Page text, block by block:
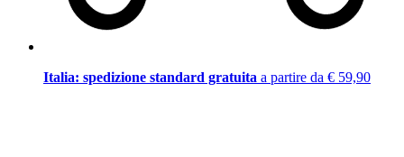
Italia: spedizione standard gratuita a partire da € 59,90